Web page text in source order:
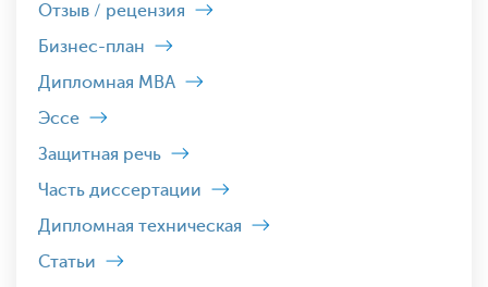
Отзыв / рецензия
Бизнес-план
Дипломная MBA
Эссе
Защитная речь
Часть диссертации
Дипломная техническая
Статьи